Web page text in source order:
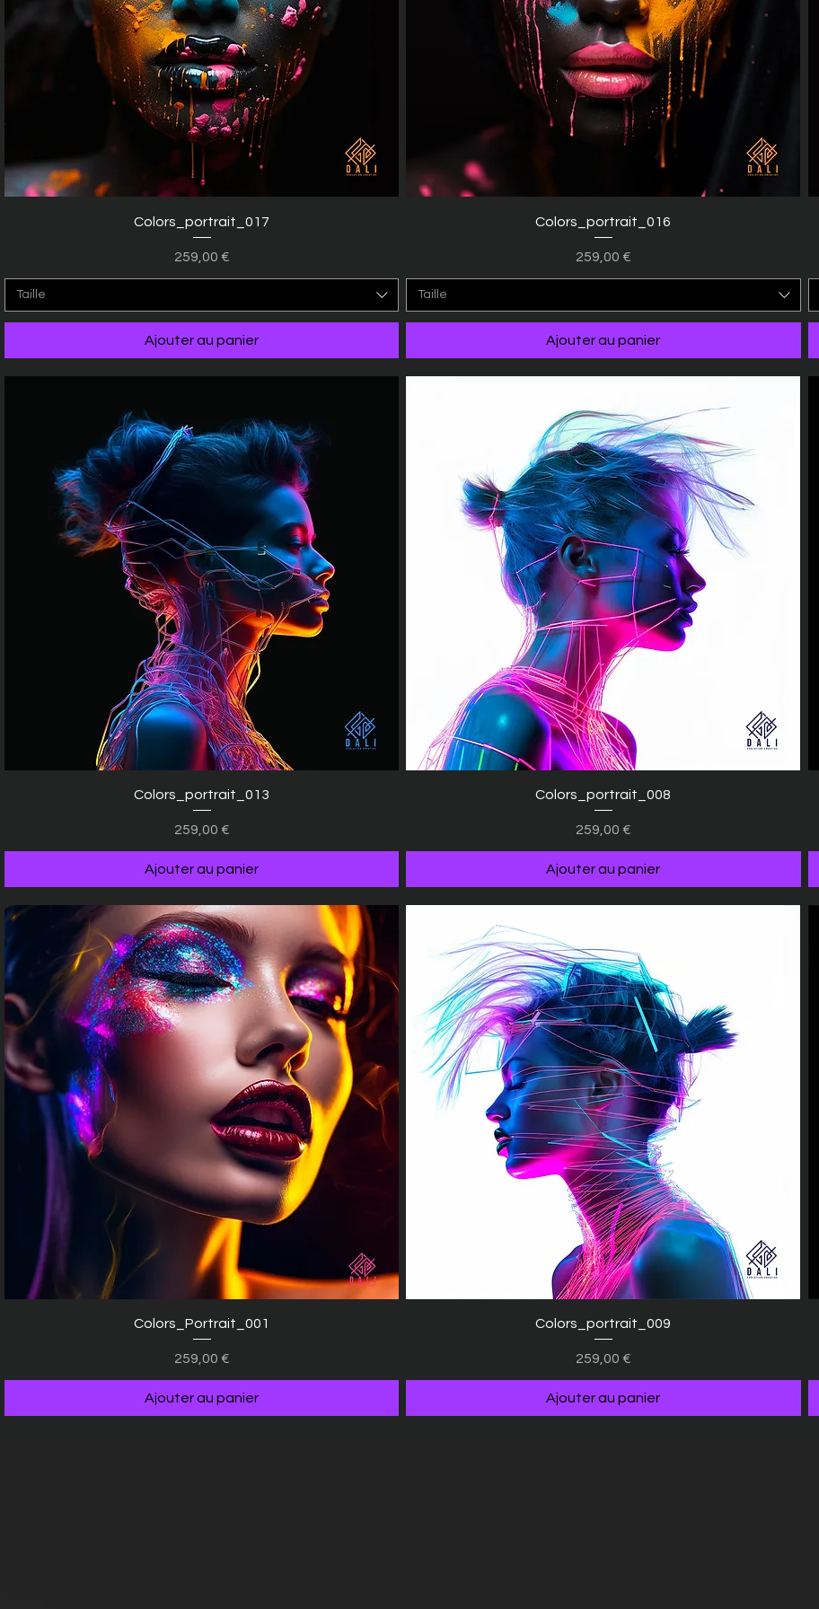
Aperçu rapide
Colors_portrait_017
Prix
259,00 €
Taille
Ajouter au panier
Aperçu rapide
Colors_portrait_016
Prix
259,00 €
Taille
Ajouter au panier
Aperçu rapide
Colors_portrait_013
Prix
259,00 €
Ajouter au panier
Aperçu rapide
Colors_portrait_008
Prix
259,00 €
Ajouter au panier
Aperçu rapide
Colors_Portrait_001
Prix
259,00 €
Ajouter au panier
Aperçu rapide
Colors_portrait_009
Prix
259,00 €
Ajouter au panier